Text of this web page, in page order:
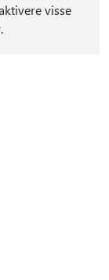
visse